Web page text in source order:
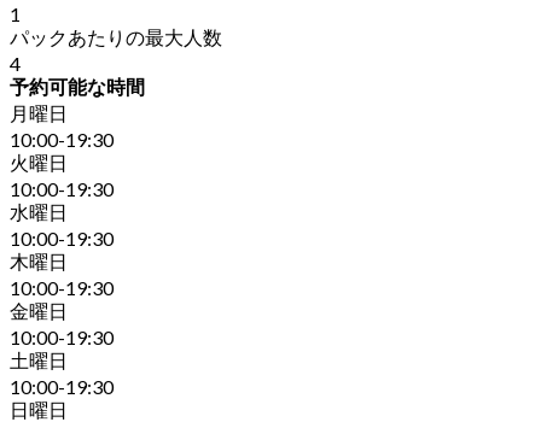
1
パックあたりの最大人数
4
予約可能な時間
月曜日
10:00-19:30
火曜日
10:00-19:30
水曜日
10:00-19:30
木曜日
10:00-19:30
金曜日
10:00-19:30
土曜日
10:00-19:30
日曜日